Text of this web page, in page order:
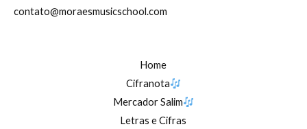
contato@moraesmusicschool.com
Home
Cifranota
Mercador Salim
Letras e Cifras